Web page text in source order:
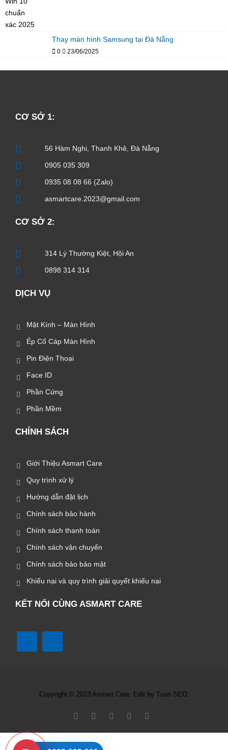
Thay màn hình Samsung tại Đà Nẵng
0 23/06/2025
CƠ SỞ 1:
56 Hàm Nghi, Thanh Khê, Đà Nẵng
0905 035 309
0935 08 08 66 (Zalo)
asmartcare.2023@gmail.com
CƠ SỞ 2:
314 Lý Thường Kiệt, Hội An
0898 314 314
DỊCH VỤ
Mặt Kính – Màn Hình
Ép Cổ Cáp Màn Hình
Pin Điện Thoại
Face ID
Phần Cứng
Phần Mềm
CHÍNH SÁCH
Giới Thiệu Asmart Care
Quy trình xử lý
Hướng dẫn đặt lịch
Chính sách bảo hành
Chính sách thanh toán
Chính sách vận chuyển
Chính sách bảo bảo mật
Khiếu nại và quy trình giải quyết khiếu nại
KẾT NỐI CÙNG ASMART CARE
Copyright © 2023 Asmart Care. Edit by Tuan SEO.